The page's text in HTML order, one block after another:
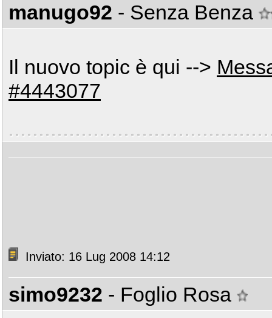
manugo92 - Senza Benza
Il nuovo topic è qui -->
#4443077
Inviato: 16 Lug 2008 14:12
simo9232 - Foglio Rosa